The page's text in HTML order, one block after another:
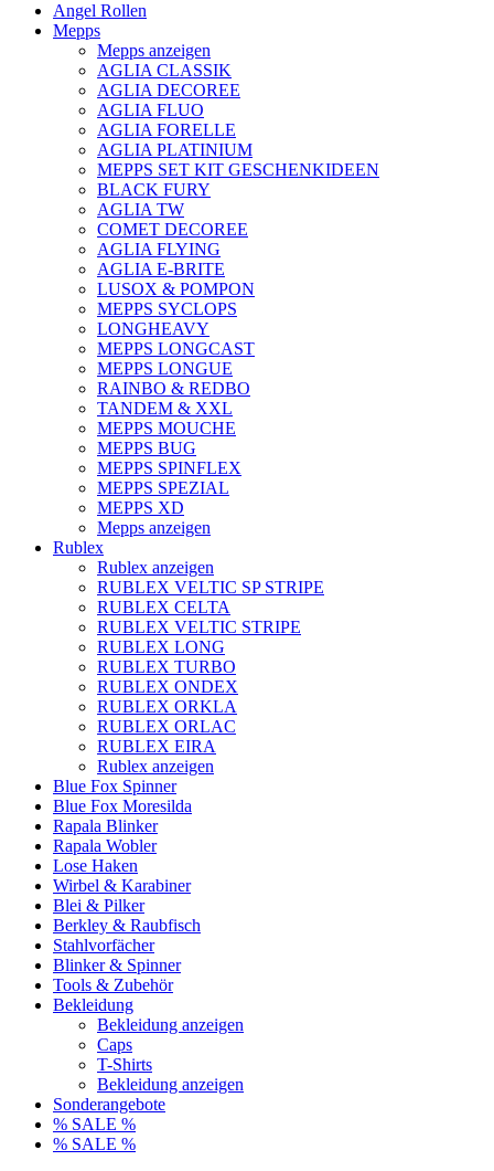
Angel Rollen
Mepps
Mepps anzeigen
AGLIA CLASSIK
AGLIA DECOREE
AGLIA FLUO
AGLIA FORELLE
AGLIA PLATINIUM
MEPPS SET KIT GESCHENKIDEEN
BLACK FURY
AGLIA TW
COMET DECOREE
AGLIA FLYING
AGLIA E-BRITE
LUSOX & POMPON
MEPPS SYCLOPS
LONGHEAVY
MEPPS LONGCAST
MEPPS LONGUE
RAINBO & REDBO
TANDEM & XXL
MEPPS MOUCHE
MEPPS BUG
MEPPS SPINFLEX
MEPPS SPEZIAL
MEPPS XD
Mepps anzeigen
Rublex
Rublex anzeigen
RUBLEX VELTIC SP STRIPE
RUBLEX CELTA
RUBLEX VELTIC STRIPE
RUBLEX LONG
RUBLEX TURBO
RUBLEX ONDEX
RUBLEX ORKLA
RUBLEX ORLAC
RUBLEX EIRA
Rublex anzeigen
Blue Fox Spinner
Blue Fox Moresilda
Rapala Blinker
Rapala Wobler
Lose Haken
Wirbel & Karabiner
Blei & Pilker
Berkley & Raubfisch
Stahlvorfächer
Blinker & Spinner
Tools & Zubehör
Bekleidung
Bekleidung anzeigen
Caps
T-Shirts
Bekleidung anzeigen
Sonderangebote
% SALE %
% SALE %